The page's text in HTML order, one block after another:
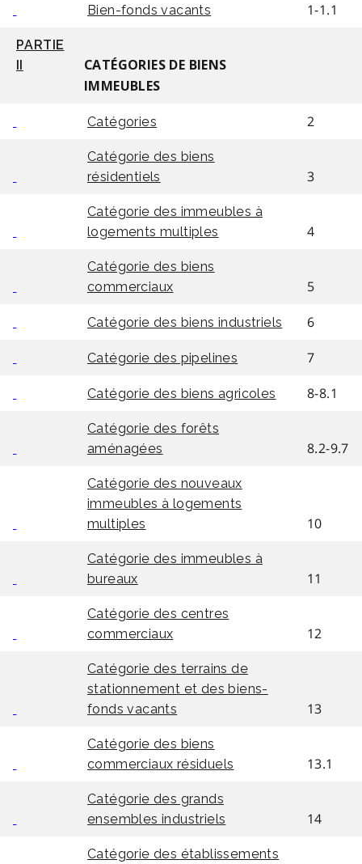
Bien-fonds vacants 1-1.1
PARTIE
II
CATÉGORIES DE BIENS
IMMEUBLES
Catégories 2
Catégorie des biens
résidentiels
3
Catégorie des immeubles à
logements multiples
4
Catégorie des biens
commerciaux
5
Catégorie des biens industriels 6
Catégorie des pipelines 7
Catégorie des biens agricoles 8-8.1
Catégorie des forêts
aménagées
8.2-9.7
Catégorie des nouveaux
immeubles à logements
multiples
10
Catégorie des immeubles à
bureaux
11
Catégorie des centres
commerciaux
12
Catégorie des terrains de
stationnement et des biens-
fonds vacants
13
Catégorie des biens
commerciaux résiduels
13.1
Catégorie des grands
ensembles industriels
14
Catégorie des établissements